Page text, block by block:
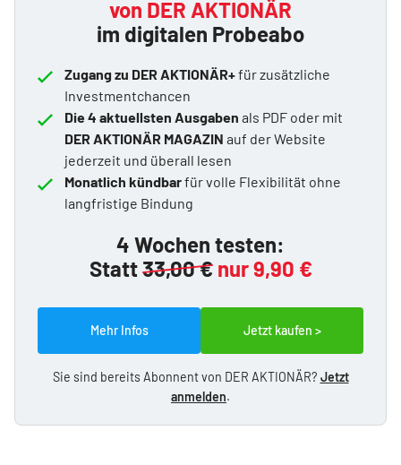
von DER AKTIONÄR
im digitalen Probeabo
Zugang zu DER AKTIONÄR+für zusätzliche
Investmentchancen
Die 4 aktuellsten Ausgaben als PDF oder mit
DER AKTIONÄR MAGAZIN auf der Website
jederzeit und überall lesen
Monatlich kündbarfür volle Flexibilität ohne
langfristige Bindung
4 Wochen testen:
Statt33,00 € nur 9,90 €
Mehr Infos Jetzt kaufen >
Sie sind bereits Abonnent von DER AKTIONÄR? Jetzt
anmelden.